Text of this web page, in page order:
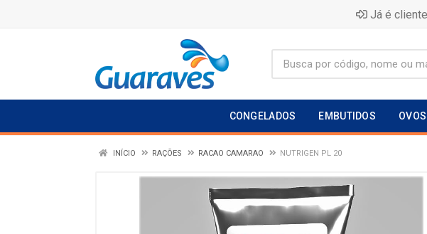
Já é
CONGELADOS EMBUTIDOS OVOS
INÍCIO RAÇÕES RACAO CAMARAO NUTRIGEN PL 20